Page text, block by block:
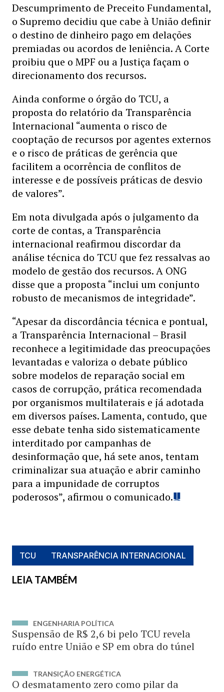
Descumprimento de Preceito Fundamental,
o Supremo decidiu que cabe à União definir
o destino de dinheiro pago em delações
premiadas ou acordos de leniência. A Corte
proibiu que o MPF ou a Justiça façam o
direcionamento dos recursos.
Ainda conforme o órgão do TCU, a
proposta do relatório da Transparência
Internacional “aumenta o risco de
cooptação de recursos por agentes externos
e o risco de práticas de gerência que
facilitem a ocorrência de conflitos de
interesse e de possíveis práticas de desvio
de valores”.
Em nota divulgada após o julgamento da
corte de contas, a Transparência
internacional reafirmou discordar da
análise técnica do TCU que fez ressalvas ao
modelo de gestão dos recursos. A ONG
disse que a proposta “inclui um conjunto
robusto de mecanismos de integridade”.
“Apesar da discordância técnica e pontual,
a Transparência Internacional – Brasil
reconhece a legitimidade das preocupações
levantadas e valoriza o debate público
sobre modelos de reparação social em
casos de corrupção, prática recomendada
por organismos multilaterais e já adotada
em diversos países. Lamenta, contudo, que
esse debate tenha sido sistematicamente
interditado por campanhas de
desinformação que, há sete anos, tentam
criminalizar sua atuação e abrir caminho
para a impunidade de corruptos
poderosos”, afirmou o comunicado.
TCU TRANSPARÊNCIA INTERNACIONAL
LEIA TAMBÉM
ENGENHARIA POLÍTICA
Suspensão de R$ 2,6 bi pelo TCU revela
ruído entre União e SP em obra do túnel
TRANSIÇÃO ENERGÉTICA
O desmatamento zero como pilar da